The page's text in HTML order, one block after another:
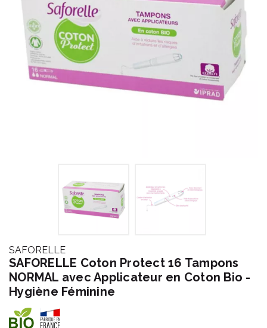
SAFORELLE
SAFORELLE Coton Protect 16 Tampons
NORMAL avec Applicateur en Coton Bio -
Hygiène Féminine